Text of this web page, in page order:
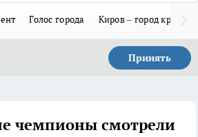
Голос города Киров – город
Принять
чемпионы смотрели